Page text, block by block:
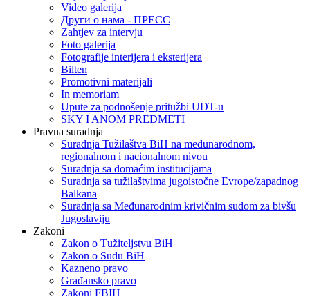
Video galerija
Други о нама - ПРЕСC
Zahtjev za intervju
Foto galerija
Fotografije interijera i eksterijera
Bilten
Promotivni materijali
In memoriam
Upute za podnošenje pritužbi UDT-u
SKY I ANOM PREDMETI
Pravna suradnja
Suradnja Tužilaštva BiH na međunarodnom,
regionalnom i nacionalnom nivou
Suradnja sa domaćim institucijama
Suradnja sa tužilaštvima jugoistočne Evrope/zapadnog
Balkana
Suradnja sa Međunarodnim krivičnim sudom za bivšu
Jugoslaviju
Zakoni
Zakon o Тužiteljstvu BiH
Zakon o Sudu BiH
Kazneno pravo
Građansko pravo
Zakoni FBIH